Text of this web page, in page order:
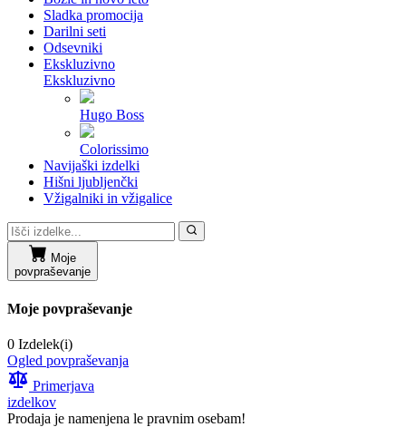
Sladka promocija
Darilni seti
Odsevniki
Ekskluzivno
Ekskluzivno
Hugo Boss
Colorissimo
Navijaški izdelki
Hišni ljubljenčki
Vžigalniki in vžigalice
Moje
povpraševanje
Moje povpraševanje
0 Izdelek(i)
Ogled povpraševanja
Primerjava
izdelkov
Prodaja je namenjena le pravnim osebam!